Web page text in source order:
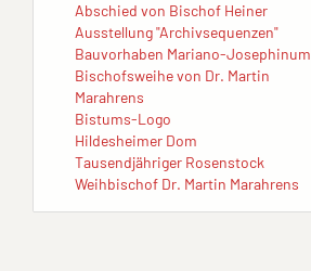
Abschied von Bischof Heiner
Ausstellung "Archivsequenzen"
Bauvorhaben Mariano-Josephinum
Bischofsweihe von Dr. Martin
Marahrens
Bistums-Logo
Hildesheimer Dom
Tausendjähriger Rosenstock
Weihbischof Dr. Martin Marahrens